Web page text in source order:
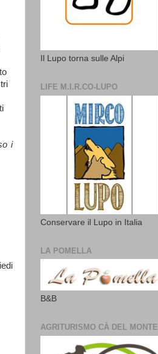
i
Il Lupo torna sulle Alpi
LIFE M.I.R.CO-LUPO
Conservare il Lupo in Italia
LA POMELLA
B&B
AGRITURISMO CÀ DEL MONTE